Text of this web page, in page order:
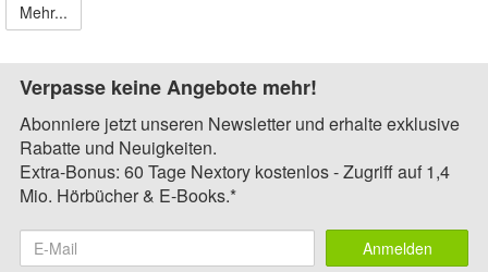
Mehr...
Verpasse keine Angebote mehr!
Abonniere jetzt unseren Newsletter und erhalte exklusive
Rabatte und Neuigkeiten.
Extra-Bonus: 60 Tage Nextory kostenlos - Zugriff auf 1,4
Mio. Hörbücher & E-Books.*
Anmelden